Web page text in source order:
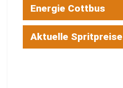
Energie Cottbus
Aktuelle Spritpreise